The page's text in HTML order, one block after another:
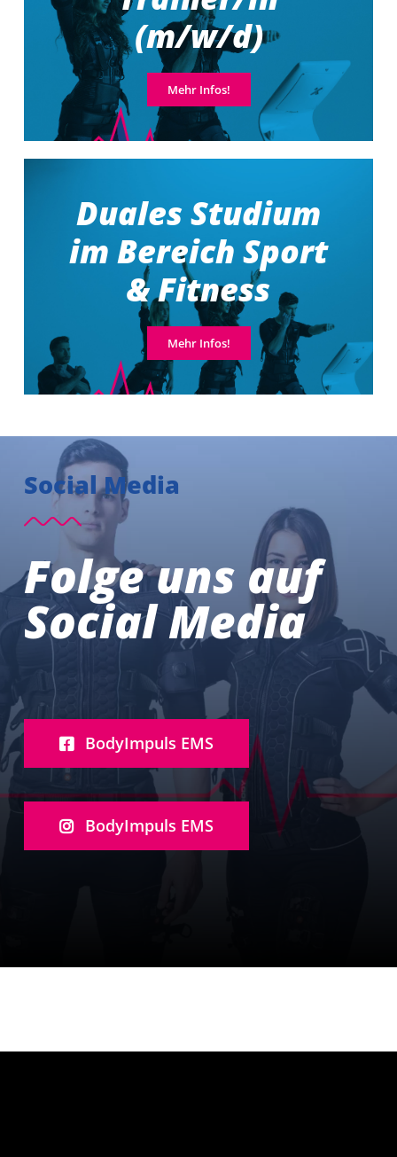
(m/w/d)
Mehr Infos!
Duales Studium
im Bereich Sport
& Fitness
Mehr Infos!
Social Media
Folge uns auf
Social Media
BodyImpuls EMS
BodyImpuls EMS